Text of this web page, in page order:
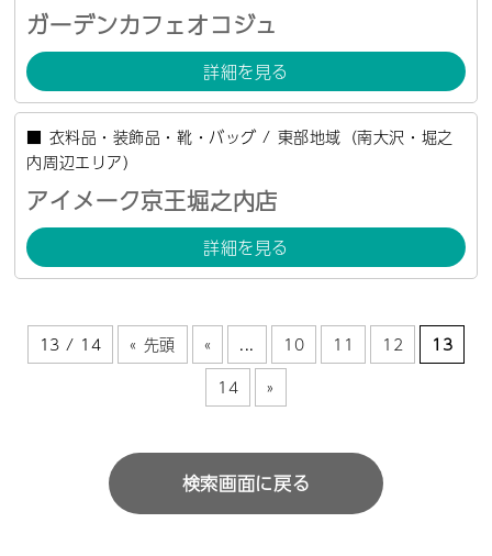
ガーデンカフェオコジュ
詳細を見る
■ 衣料品・装飾品・靴・バッグ / 東部地域（南大沢・堀之
内周辺エリア）
アイメーク京王堀之内店
詳細を見る
13 / 14 « 先頭 « ... 10 11 12
13
14
»
検索画面に戻る